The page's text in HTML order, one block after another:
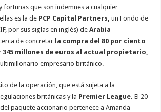
fortunas que son indemnes a cualquier
es la de PCP Capital Partners,un Fondo de
por sus siglas en inglés) deArabia
de concretar la compra del 80 por ciento
345 millones de euros al actual propietario,
empresario británico.
de la operación, que está sujeta a la
británicas y la Premier League.El 20
paquete accionario pertenece a Amanda